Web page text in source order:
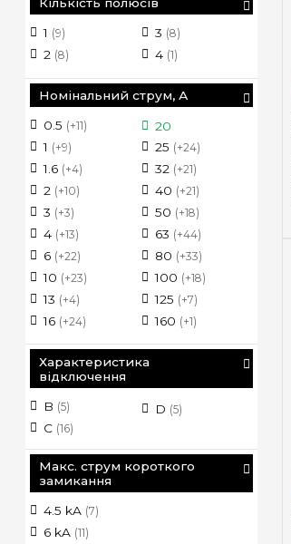
1 (9)
2 (8)
3 (8)
4 (1)
Номінальний струм, А
0.5 (+11)
1 (+9)
1.6 (+4)
2 (+10)
3 (+3)
4 (+13)
6 (+22)
10 (+23)
13 (+4)
16 (+24)
20
25 (+24)
32 (+21)
40 (+21)
50 (+18)
63 (+44)
80 (+33)
100 (+18)
125 (+7)
160 (+1)
Характеристика
відключення
B (5)
C (16)
D (5)
Макс. струм короткого
замикання
4.5 kA (7)
6 kA (11)